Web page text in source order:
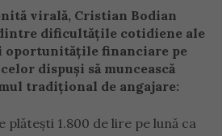
virală, Cristian Bodian
dificultățile cotidiene ale
oportunitățile financiare pe
dispuși să muncească
tradițional de angajare:
plătești 1.800 de lire pe lună ca